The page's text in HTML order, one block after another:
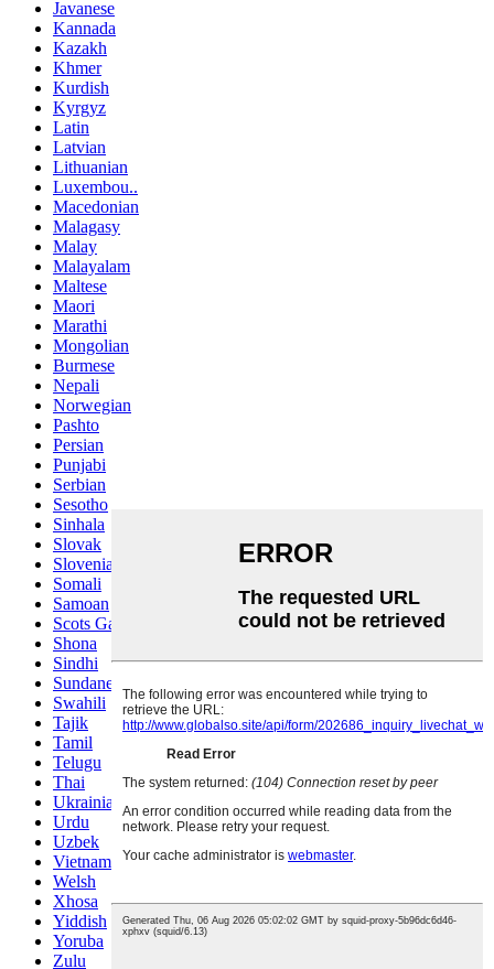
Javanese
Kannada
Kazakh
Khmer
Kurdish
Kyrgyz
Latin
Latvian
Lithuanian
Luxembou..
Macedonian
Malagasy
Malay
Malayalam
Maltese
Maori
Marathi
Mongolian
Burmese
Nepali
Norwegian
Pashto
Persian
Punjabi
Serbian
Sesotho
Sinhala
Slovak
Slovenian
Somali
Samoan
Scots Gaelic
Shona
Sindhi
Sundanese
Swahili
Tajik
Tamil
Telugu
Thai
Ukrainian
Urdu
Uzbek
Vietnamese
Welsh
Xhosa
Yiddish
Yoruba
Zulu